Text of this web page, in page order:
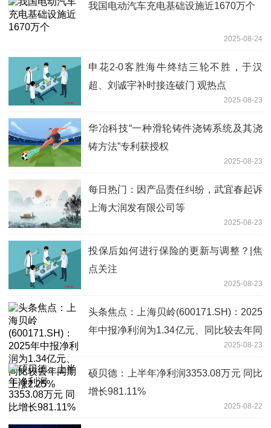
我国电动汽车充电基础设施近1670万个
2025-08-24
申花2-0客胜海牛终结三轮不胜，于汉
超、刘诚宇补时接连破门 观热点
2025-08-23
华冶科技“一种滑轮铸件浇铸系统及其浇
铸方法”专利获授权
2025-08-23
每日热门：因产品责任纠纷，武宜春起诉
上海大润发有限公司等
2025-08-23
投保后如何进行保险的更新与调整？|焦
点关注
2025-08-23
头条焦点：上海贝岭(600171.SH)：2025
年中报净利润为1.34亿元、同比较去年同
2025-08-23
硕贝德：上半年净利润3353.08万元 同比
增长981.11%
2025-08-22